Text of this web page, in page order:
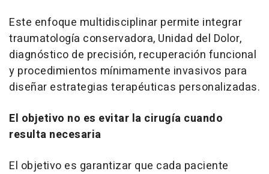
Este enfoque multidisciplinar permite integrar
traumatología conservadora, Unidad del Dolor,
diagnóstico de precisión, recuperación funcional
y procedimientos mínimamente invasivos para
diseñar estrategias terapéuticas personalizadas.
El objetivo no es evitar la cirugía cuando
resulta necesaria
El objetivo es garantizar que cada paciente